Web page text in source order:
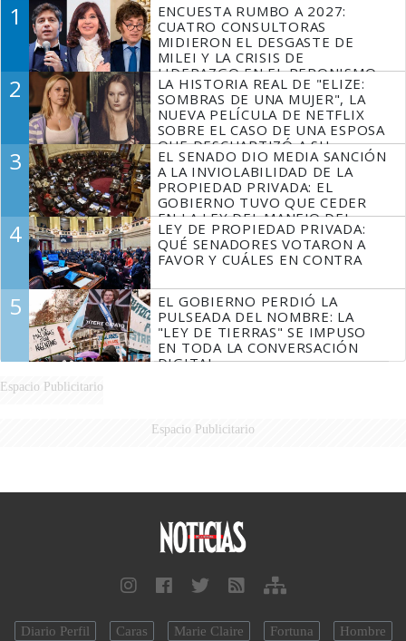
1
ENCUESTA RUMBO A 2027:
CUATRO CONSULTORAS
MIDIERON EL DESGASTE DE
MILEI Y LA CRISIS DE
LIDERAZGO EN EL PERONISMO
2
LA HISTORIA REAL DE "ELIZE:
SOMBRAS DE UNA MUJER", LA
NUEVA PELÍCULA DE NETFLIX
SOBRE EL CASO DE UNA ESPOSA
QUE DESCUARTIZÓ A SU
MARIDO
3
EL SENADO DIO MEDIA SANCIÓN
A LA INVIOLABILIDAD DE LA
PROPIEDAD PRIVADA: EL
GOBIERNO TUVO QUE CEDER
EN LA LEY DEL MANEJO DEL
FUEGO
4
LEY DE PROPIEDAD PRIVADA:
QUÉ SENADORES VOTARON A
FAVOR Y CUÁLES EN CONTRA
5
EL GOBIERNO PERDIÓ LA
PULSEADA DEL NOMBRE: LA
"LEY DE TIERRAS" SE IMPUSO
EN TODA LA CONVERSACIÓN
DIGITAL
Espacio Publicitario
Espacio Publicitario
Diario Perfil Caras Marie Claire Fortuna Hombre